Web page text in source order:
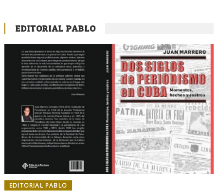
EDITORIAL PABLO
EDITORIAL PABLO